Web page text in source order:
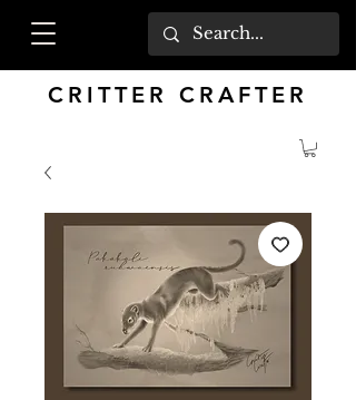
CRITTER CRAFTER